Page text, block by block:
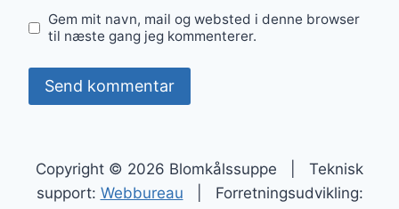
Gem mit navn, mail og websted i denne browser
til næste gang jeg kommenterer.
Copyright © 2026 Blomkålssuppe | Teknisk
support: Webbureau | Forretningsudvikling: